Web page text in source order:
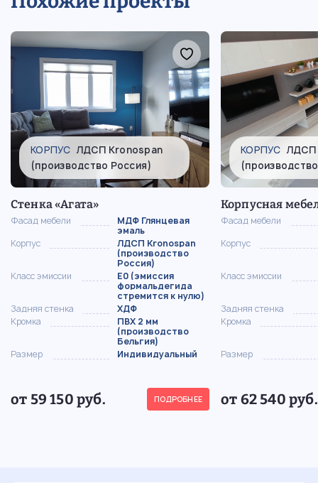
КОРПУС ЛДСП Kronospan
(производство Россия)
Стенка «Агата»
Фасад мебели
МДФ Глянцевая
эмаль
Корпус
ЛДСП Kronospan
(производство
Россия)
Класс эмиссии
Е0 (эмиссия
формальдегида
стремится к нулю)
Задняя стенка
ХДФ
Кромка
ПВХ 2 мм
(производство
Бельгия)
Размер
Индивидуальный
от 59 150 руб. ПОДРОБНЕЕ
КОРПУС ЛДСП
Корпусная
Фасад мебели
Корпус
Класс эмиссии
Задняя стенка
Кромка
Размер
от 62 540 руб.